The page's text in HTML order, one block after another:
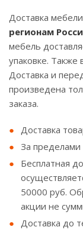
Доставка
регионам
мебель
упаковке. Также
Доставка и
произведена
заказа.
Доставка
За пределами
Бесплатная
50000 руб.
акции не
Доставка до